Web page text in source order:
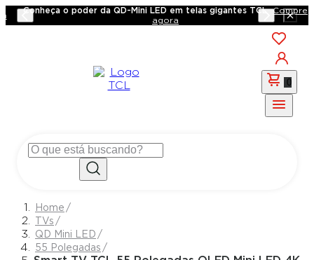
Conheça o poder da QD-Mini LED em telas gigantes TCL
Compre
agora
0
TVs
QD Mini LED
55 Polegadas